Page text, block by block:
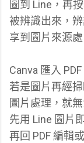
圖到 Line，再
被辨識出來，
享到圖片來源
Canva 匯入
若是圖片再經
圖片處理，就
先用 Line 圖片
再回 PDF 編輯